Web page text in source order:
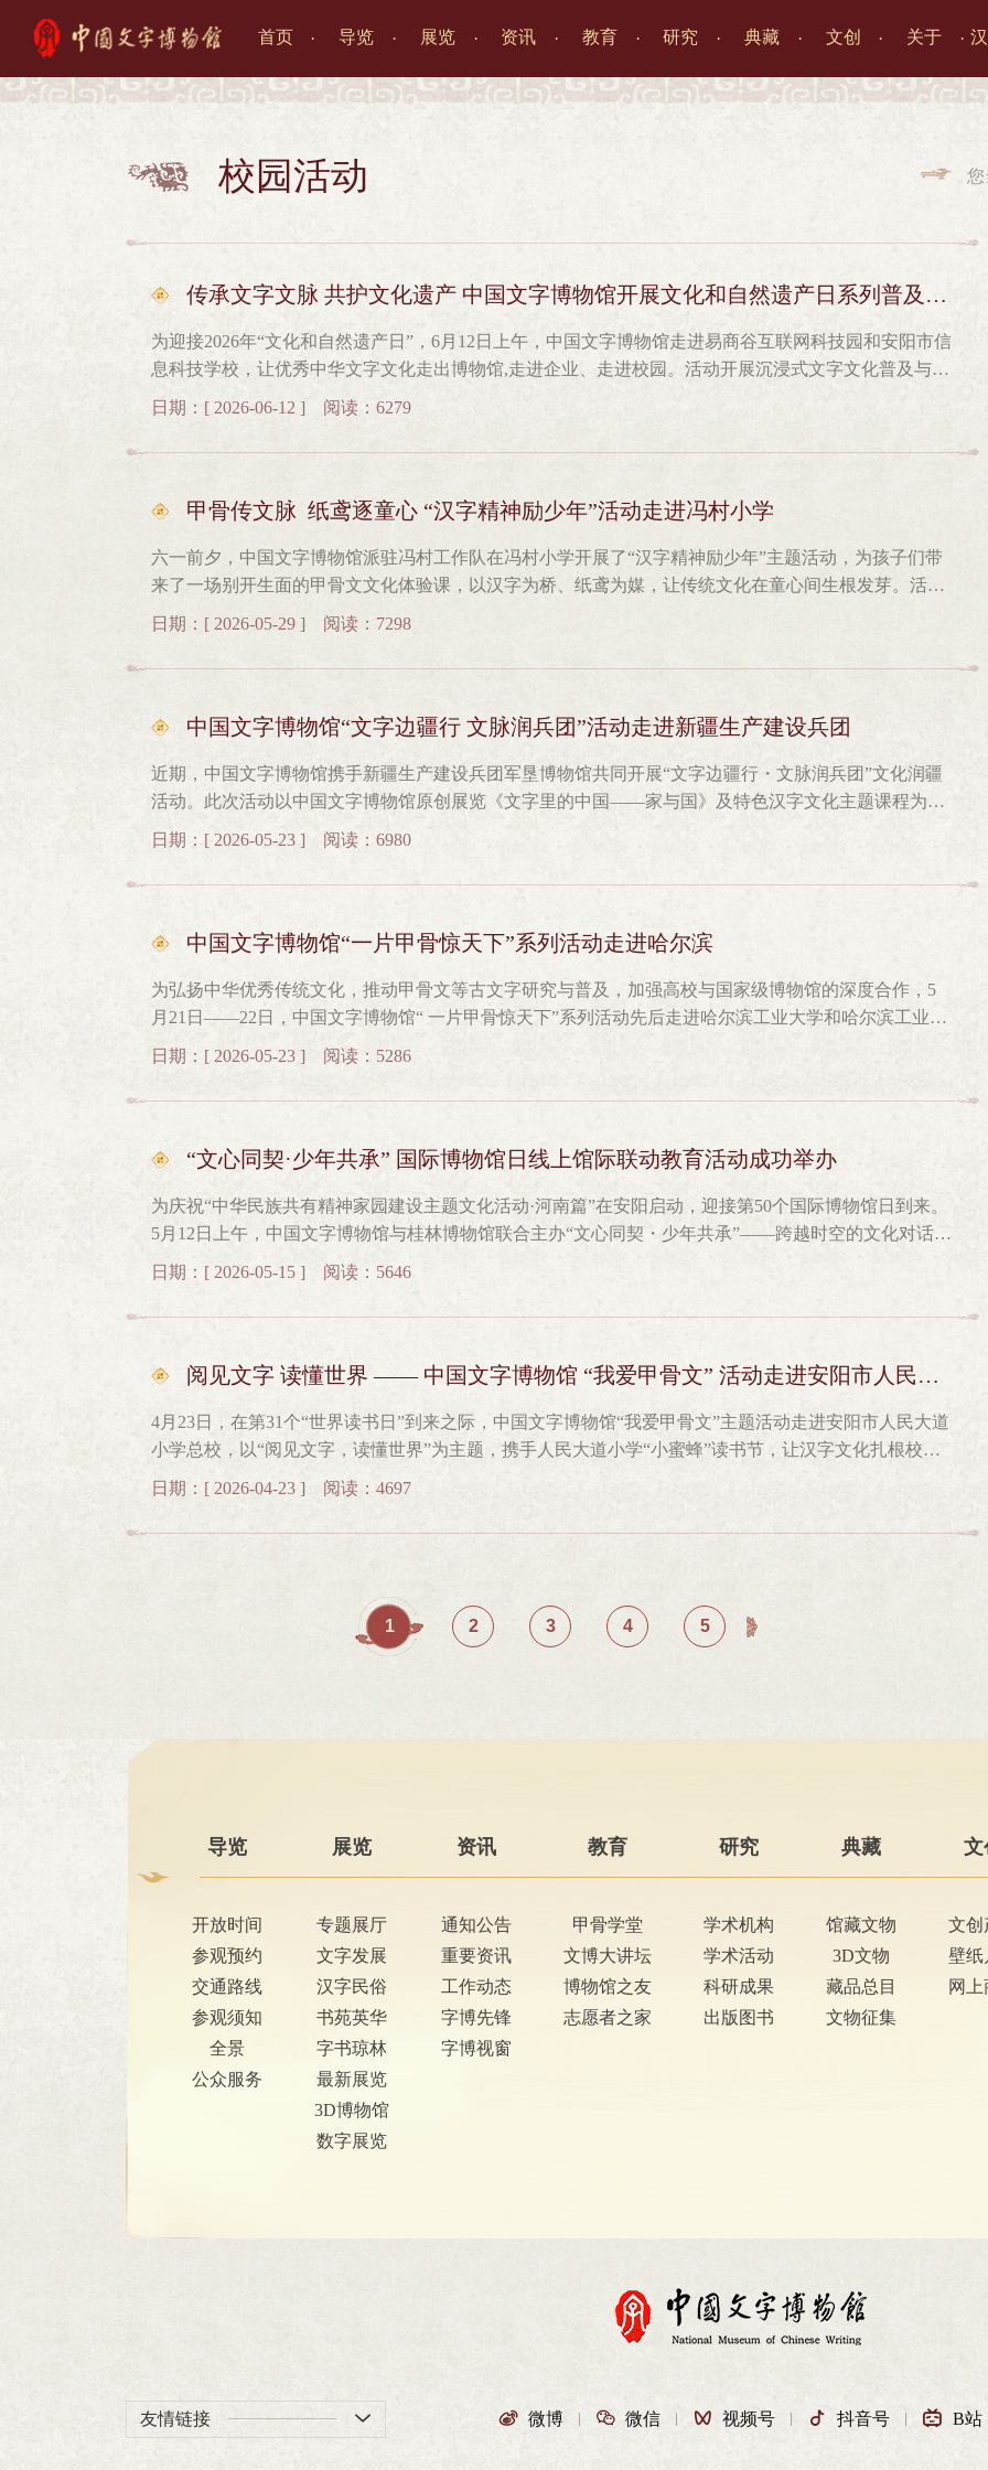
首页 导览 展览 资讯 教育 研究 典藏 文创 关于
 
 校园活动  您
传承文字文脉 共护文化遗产 中国文字博物馆开展文化和自然遗产日系列普及活动
为迎接2026年“文化和自然遗产日”，6月12日上午，中国文字博物馆走进易商谷互联网科技园和安阳市信
息科技学校，让优秀中华文字文化走出博物馆,走进企业、走进校园。活动开展沉浸式文字文化普及与非
遗体验，以生动鲜活的形式传播汉字发展脉络，传承中华优秀传统文化。在易商谷互联网科技园，中国
承故事，深度解读文字背后蕴含的历史底蕴与文化内涵，让企业员工全方位感受中华文字的独特魅力。
文书签。在动手实践中，感受古人的智慧与匠心，切实体会中华文字文化的厚重底蕴，进一步提升了文
呈的文字文化活动。社教老师依托文字发展史主题展板，深入浅出地为同学们讲解中华文字数千年的发
展脉络，结合典型文字字形、拆解文字演变逻辑，普及文字文化知识，为同学们搭建起了解汉字、读懂
文脉的桥梁。在校园非遗体验活动中，同学们在老师的指导下，兴致盎然地参与“甲骨文十二生肖”雕版
制教具，直观了解文字的记录与传播方式，沉浸式感受传统文化的魅力。互动体验氛围热烈，同学们在
千年前的中国”主题课堂。课程内容紧扣“文物属于人民 服务人民”的主题，以甲骨文为切入点，带领学
学习中深刻领略了中国文字表意传情的独特魅力，真正让沉睡的文化遗产走进校园、服务大众，完成了
一次从“识字”到“懂文”的中华文化寻根之旅。此次文化和自然遗产日系列普及活动，立足文字文化特
色，将静态的文物知识转化为动态的沉浸式体验，让珍贵的文化遗产可看、可学、可感、可传。中国文
日期：[ 2026-06-12 ] 阅读：6279
甲骨传文脉 纸鸢逐童心 “汉字精神励少年”活动走进冯村小学
六一前夕，中国文字博物馆派驻冯村工作队在冯村小学开展了“汉字精神励少年”主题活动，为孩子们带
来了一场别开生面的甲骨文文化体验课，以汉字为桥、纸鸢为媒，让传统文化在童心间生根发芽。活动
现场，老师以生动有趣的方式，带领孩子们走进甲骨文的奇妙世界。随后，孩子们围坐在一起，用彩笔
们带着亲手绘制的风筝来到操场，尽情奔跑着放飞风筝。一只只承载着甲骨文梦想的风筝，在蓝天上乘
甲骨文文化与儿童喜闻乐见的风筝相结合，不仅让孩子们近距离感受了汉字的魅力，也在实践中培养了
日期：[ 2026-05-29 ] 阅读：7298
中国文字博物馆“文字边疆行 文脉润兵团”活动走进新疆生产建设兵团
近期，中国文字博物馆携手新疆生产建设兵团军垦博物馆共同开展“文字边疆行・文脉润兵团”文化润疆
活动。此次活动以中国文字博物馆原创展览《文字里的中国——家与国》及特色汉字文化主题课程为载
体，面向公众开展展览导赏、文化特色体验及进校园活动。活动以文字为纽带厚植家国情怀，铸牢中华
子。文脉润疆进校园 汉字薪火育童心中国文字博物馆走进新疆石河子市第一幼儿园、石河子第一小学、
河子市第一幼儿园里笑声不断。近200名中大班的孩子在《舞动的汉字》课堂上，用小小的身体摆出了
欢乐的氛围中，孩子们初识古人的造字智慧，感受汉字形意合一的独特之美。《舞动的汉字》走进石河
子市第一幼儿园15日下午，活动走进石河子第一小学和石河子第三中学。中国文字博物馆的社教老师为
400余名中小学生带来《文字里的中国——家与国》主题课程。课程围绕“何以为家”“何以为国”“家国相
护。《文字里的中国》走进石河子第一小学《文字里的中国》走进石河子第三中学展览启幕：品读文字
中国——家与国》主题展览正式开展。展览围绕“家”“国”相关文字演变与文化内涵展开，并通过何尊等
到中国人“家国一体”的精神传承。《文字里的中国——家与国》展览石河子市民参观展览中国文字博物
馆同步推出形式多样的甲骨文主题工作坊社教活动，精心设置“刻骨铭心”甲骨刻写、雕版印刷体验、竹
简编联、甲骨文书签制作等趣味互动项目。参观者亲手刻写甲骨文字、穿绳编排竹简，沉浸式体验古人
来，中国文字博物馆将继续为铸牢中华民族共同体意识贡献文字力量。
日期：[ 2026-05-23 ] 阅读：6980
中国文字博物馆“一片甲骨惊天下”系列活动走进哈尔滨
为弘扬中华优秀传统文化，推动甲骨文等古文字研究与普及，加强高校与国家级博物馆的深度合作，5
月21日——22日，中国文字博物馆“ 一片甲骨惊天下”系列活动先后走进哈尔滨工业大学和哈尔滨工业大
学附属中学校（小学）。活动通过展览、讲座、互动体验等形式，让师生近距离感受汉字魅力。5月21
馆长刘宏伟，国际教育学院院长赵异肖，中国文字博物馆党委委员、纪委书记唐煜坤等嘉宾参加了启动
字博物馆首次与东北地区高校合作举办的文化活动，是馆校深度合作的重要举措，更是中华优秀传统文
化传播与学术研究平台，共同探索科技与文化融合的新路径、新方法。唐煜坤讲到，文化传承，贵在接
力；文明赓续，重在青年。青年是文化的传承者、文明的传播者、未来的开创者。我们真诚期待，以此
次活动为起点，中国文字博物馆与哈工大携手搭建馆校共建、资源共享、文化共传、发展共赢的长效合
国文字博物馆宣传教育部党支部和哈尔滨工业大学图书馆第一党支部签署党建联建合作协议。仪式结束
刻写、传统非遗甲骨文字雕版印刷、竹简编联以及诵诗词识甲骨等互动吸引了大量师生驻足，中外师生
事，感受汉字文化的温度与力量。5月22日下午，中国文字博物馆“ 一片甲骨惊天下”活动在哈尔滨工业
大学附属中学校（小学）开展，50余名师生代表参与了活动。同学们在老师的指导下用身体摆出各种甲
骨文造型。同学们用指尖触碰甲骨（仿制品），感受3000多年前的文字温度。活动以《舞动的汉字》
的理解与创意，展现了本次活动的丰硕成果。22日晚6点30分，中国文字博物馆副研究员王双庆以《从
甲骨文到规范汉字——汉文字与中华民族的共生之路》为题，为哈工大师生带来一场深入浅出的专题讲
座。讲座以汉文字的起源与发展为主线，串联起从甲骨文的契刻文明到现代规范汉字的数千年的演变历
时空的文明对话，成为青春与传统的同频共振。愿这些古老的文字符号，在校园沃土中深深扎根，融入
青年一代的血脉，带着千年文明的温度，在新时代绽放出更加鲜活的光彩。
日期：[ 2026-05-23 ] 阅读：5286
“文心同契·少年共承” 国际博物馆日线上馆际联动教育活动成功举办
为庆祝“中华民族共有精神家园建设主题文化活动·河南篇”在安阳启动，迎接第50个国际博物馆日到来。
5月12日上午，中国文字博物馆与桂林博物馆联合主办“文心同契・少年共承”——跨越时空的文化对话线
上馆际联动教育活动，通过开展线上多地联动主题教育等丰富多彩的活动，推动铸牢中华民族共同体意
川、内蒙古巴林右旗四地，共吸引11所学校、4300名师生云端参与。活动充分发挥博物馆在文化传承、
共同体意识。部分学生云合影双馆联袂授课 优质资源云端共享活动紧扣“馆校合作”理念，整合中国文字
馆优质教育资源普惠至边疆与基层地区，让青少年足不出户即可共享文化盛宴。“文心同契·少年共承”分
会场千里云端对话 汉字与文脉交相辉映活动现场，两地讲师带来各具特色的文化课程。中国文字博物馆
张悦老师以《探秘甲骨 —— 读懂三千年前的中国》为题，解码汉字基因，带领青少年回溯商代文明，
同学们走进桂林千年书香文脉，探寻桂林历代文状元勤学苦读、立志成才的传奇故事。两地课程一古一
右旗、河南安阳、广西桂林四地学生代表依次分享学习心得，纷纷表示在汉字奥秘与状元精神中收获成
长，坚定了传承中华优秀传统文化的信念。学生代表发言创新社教模式，构筑共有精神家园活动获得参
日期：[ 2026-05-15 ] 阅读：5646
阅见文字 读懂世界 —— 中国文字博物馆 “我爱甲骨文” 活动走进安阳市人民大道小学
4月23日，在第31个“世界读书日”到来之际，中国文字博物馆“我爱甲骨文”主题活动走进安阳市人民大道
小学总校，以“阅见文字，读懂世界”为主题，携手人民大道小学“小蜜蜂”读书节，让汉字文化扎根校
园，推动非遗传承与基础教育深度融合。本次活动由中国文字博物馆宣传教育部、陈列展示部、志愿者
字的文明价值，感受汉字非遗魅力，在趣味互动中培育文化自信与终身阅读习惯。活动现场，《绳武贻
考。互动体验环节备受欢迎，让同学们沉浸式感受传统技艺。青铜拼拼乐，以馆藏青铜器为原型，让学
生在拼装中认识金文、了解器型与礼乐文化；雕版印刷，亲手刷墨、拓印吉祥字，直观感受非遗技艺的
日期：[ 2026-04-23 ] 阅读：4697
1 2 3 4 5
导览
开放时间
参观预约
交通路线
参观须知
全景
公众服务
展览
专题展厅
文字发展
汉字民俗
书苑英华
字书琼林
最新展览
3D博物馆
数字展览
资讯
通知公告
重要资讯
工作动态
字博先锋
字博视窗
教育
甲骨学堂
文博大讲坛
博物馆之友
志愿者之家
研究
学术机构
学术活动
科研成果
出版图书
典藏
馆藏文物
3D文物
藏品总目
文物征集
文
文创
壁纸
网
友情链接   微博  微信  视频号  抖音号  B站